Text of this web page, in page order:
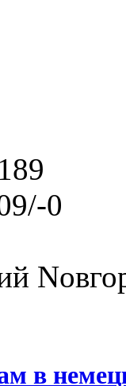
0
в